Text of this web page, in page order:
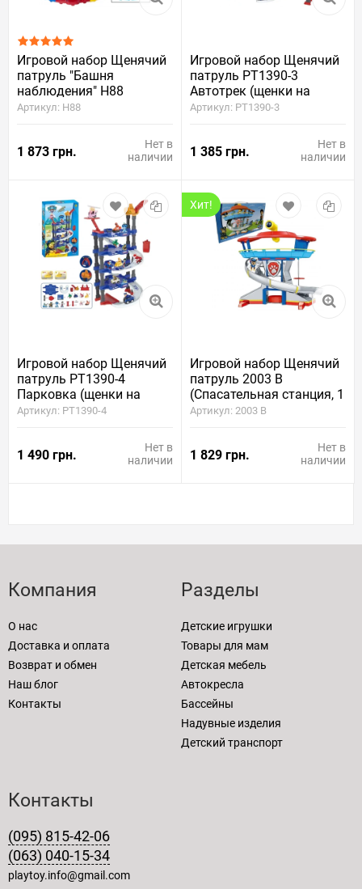
Игровой набор Щенячий
патруль "Башня
наблюдения" H88
(Парковка, 3 героя, свет,
Артикул: H88
1 873 грн.
Нет в
наличии
Игровой набор Щенячий
патруль PT1390-3
Автотрек (щенки на
машинках, подъёмный
Артикул: PT1390-3
1 385 грн.
Нет в
наличии
Игровой набор Щенячий
патруль PT1390-4
Парковка (щенки на
машинках, 5 этажей,
Артикул: PT1390-4
1 490 грн.
Нет в
наличии
Хит!
Игровой набор Щенячий
патруль 2003 B
(Спасательная станция, 1
герой, свет, звук)
Артикул: 2003 B
1 829 грн.
Нет в
наличии
Компания
О нас
Доставка и оплата
Возврат и обмен
Наш блог
Контакты
Разделы
Детские игрушки
Товары для мам
Детская мебель
Автокресла
Бассейны
Надувные изделия
Детский транспорт
Контакты
(095) 815-42-06
(063) 040-15-34
playtoy.info@gmail.com